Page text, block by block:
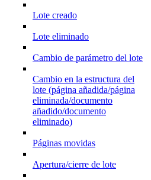
Lote creado
Lote eliminado
Cambio de parámetro del lote
Cambio en la estructura del
lote (página añadida/página
eliminada/documento
añadido/documento
eliminado)
Páginas movidas
Apertura/cierre de lote